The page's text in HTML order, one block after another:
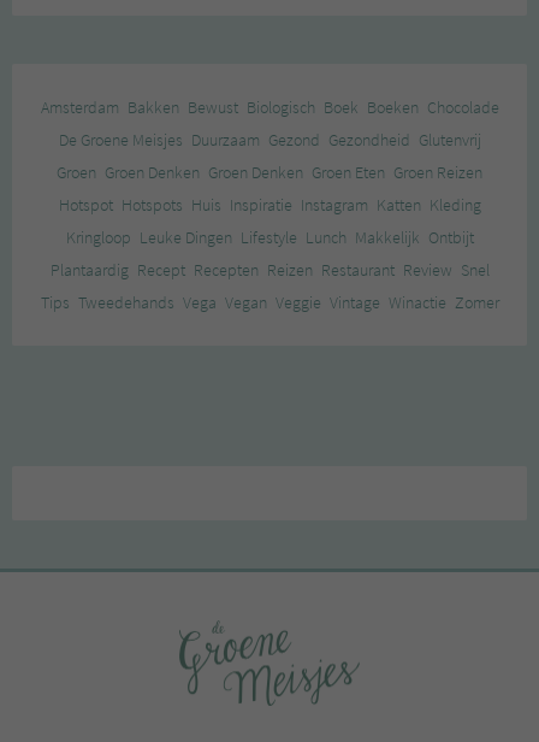
Amsterdam Bakken Bewust Biologisch Boek Boeken Chocolade
De Groene Meisjes Duurzaam Gezond Gezondheid Glutenvrij
Groen Groen Denken Groen Denken Groen Eten Groen Reizen
Hotspot Hotspots Huis Inspiratie Instagram Katten Kleding
Kringloop Leuke Dingen Lifestyle Lunch Makkelijk Ontbijt
Plantaardig Recept Recepten Reizen Restaurant Review Snel
Tips Tweedehands Vega Vegan Veggie Vintage Winactie Zomer